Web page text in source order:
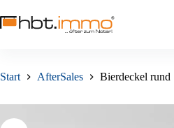
Inhalt
springen
Start AfterSales Bierdeckel rund